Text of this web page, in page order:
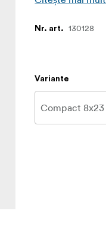
Nr. art. 130128
Variante